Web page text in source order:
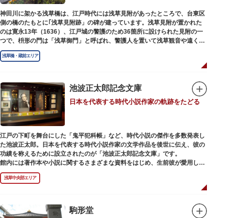
神田川に架かる浅草橋は、江戸時代には浅草見附があったところで、台東区
側の橋のたもとに｢浅草見附跡」の碑が建っています。浅草見附が置かれた
のは寛永13年（1636）、江戸城の警護のため36箇所に設けられた見附の一
つで、枡形の門は「浅草御門」と呼ばれ、警護人を置いて浅草観音や遠くは
奥州へ往来する人々を取り締まりました。
浅草橋・蔵前エリア
池波正太郎記念文庫
日本を代表する時代小説作家の軌跡をたどる
江戸の下町を舞台にした「鬼平犯科帳」など、時代小説の傑作を多数発表し
た池波正太郎。日本を代表する時代小説作家の文学作品を後世に伝え、彼の
功績を称えるために設立されたのが「池波正太郎記念文庫」です。
館内には著作本や小説に関するさまざまな資料をはじめ、生前彼が愛用して
いた万年筆やパイプ、帽子などが展示されています。書斎も復元されてお
り、池波正太郎をより身近に感じられるスポットです。また「池波グッズ」
とよばれる、作品の舞台を紹介した古地図やポストカード、扇子など様々な
浅草中央部エリア
駒形堂